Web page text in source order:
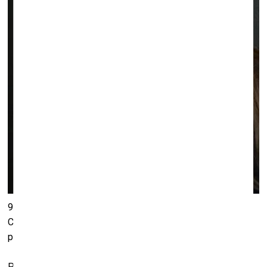
9. aprīlī plkst. 18.00 Mākslas centrā
Ceriņas lekcija “Režisore un aktrise: sieviešu radošās
partnerības ideja Latvijas kino”.